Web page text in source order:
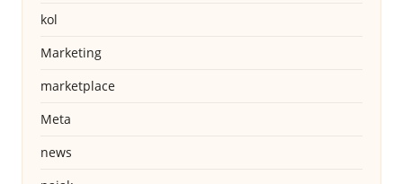
kol
Marketing
marketplace
Meta
news